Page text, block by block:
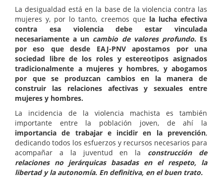
La desigualdad está en la base de la violencia contra las
mujeres y, por lo tanto, creemos que la lucha efectiva
contra esa violencia debe estar vinculada
necesariamente a un cambio de valores profundo. Es
por eso que desde EAJ-PNV apostamos por una
sociedad libre de los roles y estereotipos asignados
tradicionalmente a mujeres y hombres, y abogamos
por que se produzcan cambios en la manera de
construir las relaciones afectivas y sexuales entre
mujeres y hombres.
La incidencia de la violencia machista es también
importante entre la población joven, de ahí la
importancia de trabajar e incidir en la prevención,
dedicando todos los esfuerzos y recursos necesarios para
acompañar a la juventud en la construcción de
relaciones no jerárquicas basadas en el respeto, la
libertad y la autonomía. En definitiva, en el buen trato.